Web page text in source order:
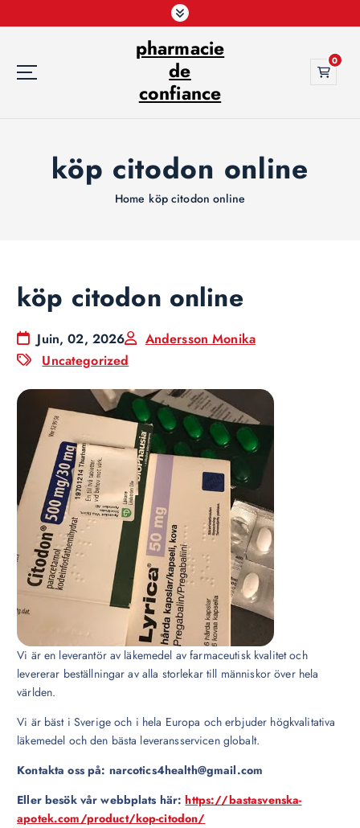
k
pharmacie
de
confiance
0
köp citodon online
Home köp citodon online
köp citodon online
Juin, 02, 2026
Andersson Monika
Uncategorized
Vi är en leverantör av läkemedel av farmaceutisk kvalitet och
levererar beställningar av alla storlekar till människor över hela
världen.
Vi är bäst i Sverige och i hela Europa och erbjuder högkvalitativa
läkemedel och den bästa leveransservicen globalt.
Kontakta oss på: narcotics4health@gmail.com
Eller besök vår webbplats här:https://bastasvenska-
apotek.com/product/kop-citodon/